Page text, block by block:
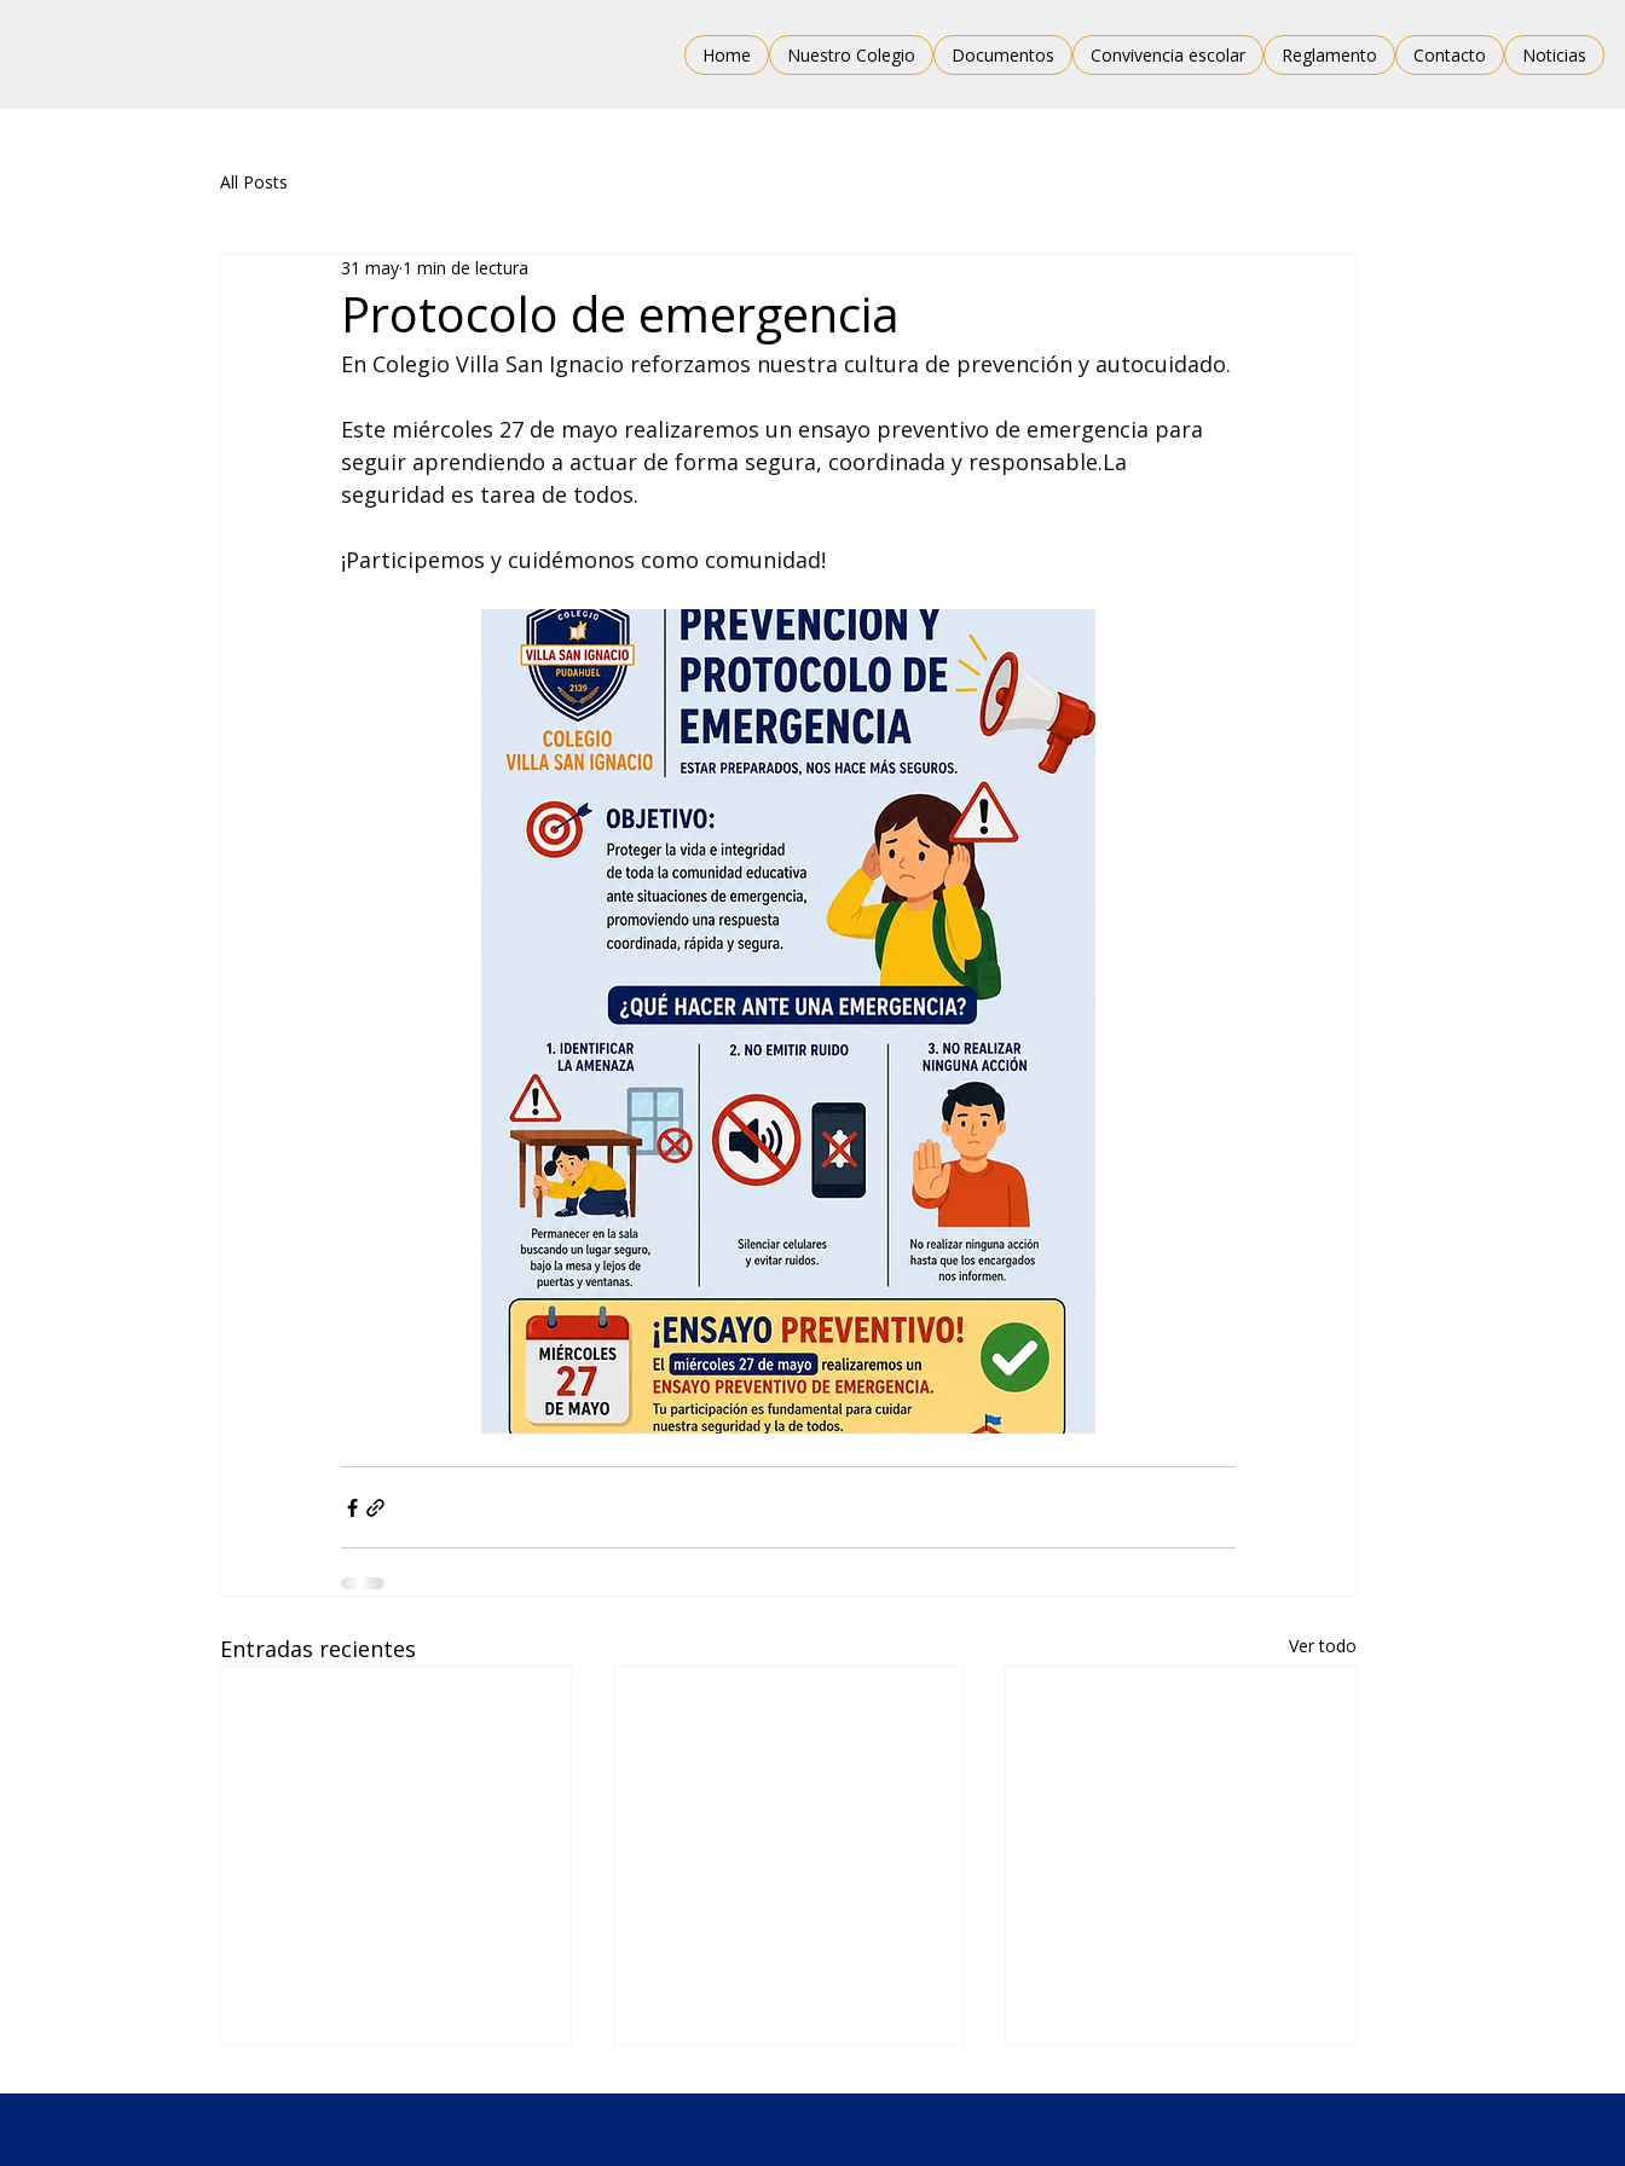
Home Nuestro Colegio Documentos Convivencia escolar Reglamento Contacto Noticias
All Posts
Protocolo de emergencia
31 may 1 min de lectura
En Colegio Villa San Ignacio reforzamos nuestra cultura de prevención y autocuidado.
Este miércoles 27 de mayo realizaremos un ensayo preventivo de emergencia para
seguir aprendiendo a actuar de forma segura, coordinada y responsable.La
seguridad es tarea de todos.
¡Participemos y cuidémonos como comunidad!
Entradas recientes Ver todo